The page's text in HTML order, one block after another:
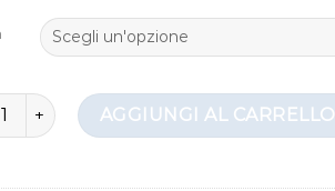
t shirt quantitàAGGIUNGI AL CARRELLO